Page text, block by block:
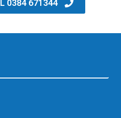
0384 671344